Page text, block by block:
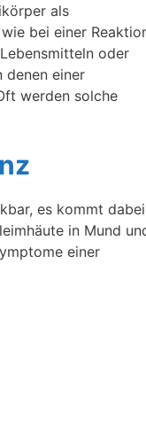
als
bei einer
oder
denen einer
werden solche
es kommt
in Mund
einer